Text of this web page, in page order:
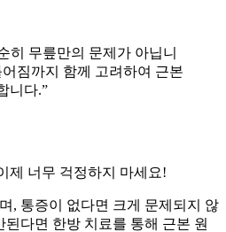
히 무릎만의 문제가 아닙니
짐까지 함께 고려하여 근본
니다.”
제 너무 걱정하지 마세요!
, 통증이 없다면 크게 문제되지 않
다면 한방 치료를 통해 근본 원